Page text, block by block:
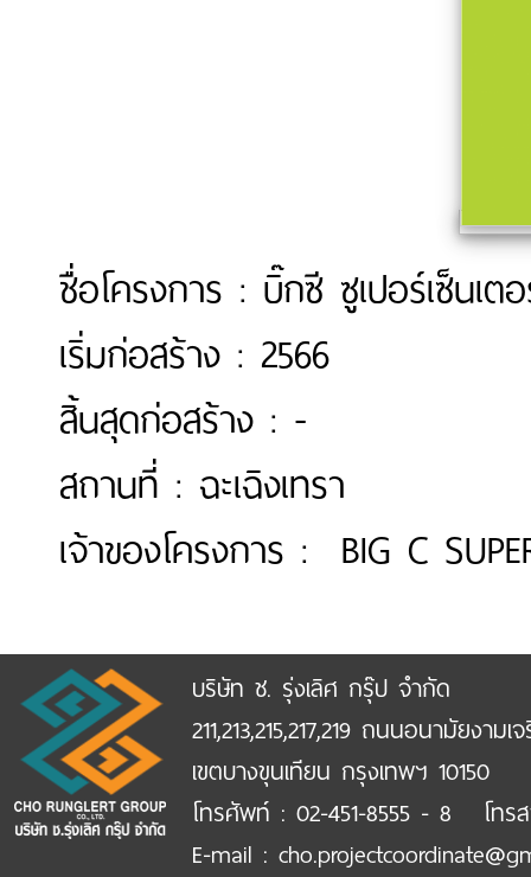
ชื่อโครงการ : บิ๊กซี ซูเปอร์เซ็นเต
เริ่มก่อสร้าง : 2566
สิ้นสุดก่อสร้าง : -
สถานที่ : ฉะเฉิงเทรา
เจ้าของโครงการ : BIG C
บริษัท ช. รุ่งเลิศ กรุ๊ป จำกัด
211,213,215,217,219 ถนนอนามัยงา
เขตบางขุนเทียน กรุงเทพฯ 10150
โทรศัพท์ : 02-451-8555 - 8 โทรส
E-mail :